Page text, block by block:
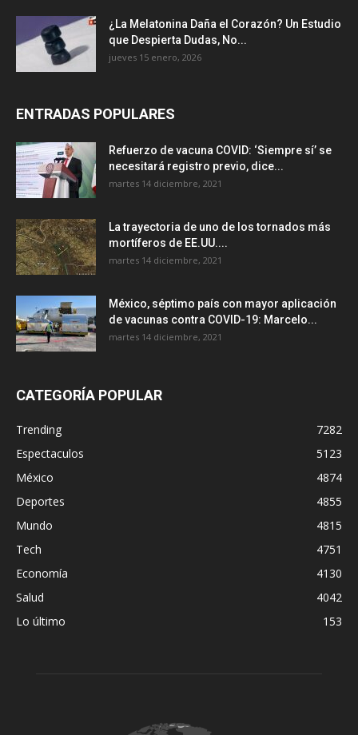
¿La Melatonina Daña el Corazón? Un Estudio
que Despierta Dudas, No...
jueves 15 enero, 2026
ENTRADAS POPULARES
Refuerzo de vacuna COVID: ‘Siempre sí’ se
necesitará registro previo, dice...
martes 14 diciembre, 2021
La trayectoria de uno de los tornados más
mortíferos de EE.UU....
martes 14 diciembre, 2021
México, séptimo país con mayor aplicación
de vacunas contra COVID-19: Marcelo...
martes 14 diciembre, 2021
CATEGORÍA POPULAR
Trending
7282
Espectaculos
5123
México
4874
Deportes
4855
Mundo
4815
Tech
4751
Economía
4130
Salud
4042
Lo último
153